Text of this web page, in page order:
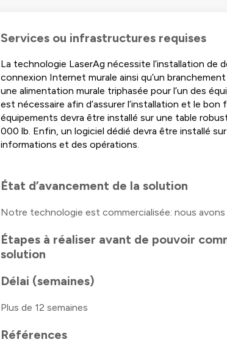
Services ou infrastructures requises
La technologie LaserAg nécessite l’installation de
connexion Internet murale ainsi qu’un
une alimentation murale triphasée pour l’un des
est nécessaire afin d’assurer l’installation et le
équipements devra être installé sur une table
000 lb. Enfin, un logiciel dédié devra être installé
informations et des opérations.
État d’avancement de la solution
Notre technologie est commercialisée: nous
Étapes à réaliser avant de pouvoir
solution
Délai (semaines)
Plus de 12 semaines
Références